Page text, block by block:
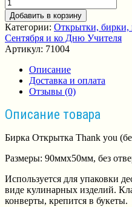
Добавить в корзину
Категории: Открытки, бирки,
Сентября и ко Дню Учителя
Артикул: 71004
Описание
Доставка и оплата
Отзывы (0)
Описание товара
Бирка Открытка Thank you
Размеры: 90ммх50мм, без
Используется для упаковки
виде кулинарных изделий.
конверты, крепится в букеты.